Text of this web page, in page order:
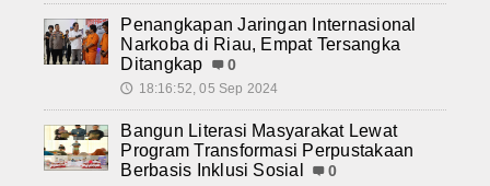
Penangkapan Jaringan Internasional
Narkoba di Riau, Empat Tersangka
Ditangkap
0
🕔 18:16:52, 05 Sep 2024
Bangun Literasi Masyarakat Lewat
Program Transformasi Perpustakaan
Berbasis Inklusi Sosial
0